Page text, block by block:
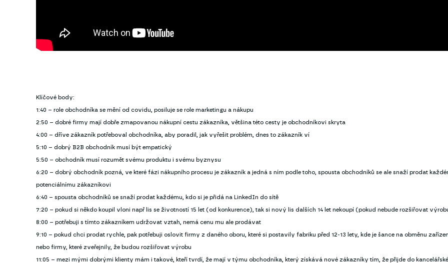
Klíčové body:
1:40 – role obchodníka se mění od covidu, posiluje se role marketingu a nákupu
2:50 – dobré firmy mají dobře zmapovanou nákupní cestu zákazníka, většina této cesty je obchodníkovi skryta
4:00 – dříve zákazník potřeboval obchodníka, aby poradil, jak vyřešit problém, dnes to zákazník ví
5:10 – dobrý B2B obchodník musí být empatický
5:50 – obchodník musí rozumět svému produktu i svému byznysu
6:20 – dobrý obchodník pozná, ve které fázi nákupního procesu je zákazník a jedná s ním podle toho, spousta obchodníků se ale snaží prodat
potenciálnímu zákazníkovi
6:40 – spousta obchodníků se snaží prodat každému, kdo si je přidá na LinkedIn do sítě
7:20 – pokud si někdo koupil vloni např lis se životností 15 let (od konkurence), tak si nový lis dalších 14 let nekoupí (pokud nebude rozšiřovat
8:00 – potřebuji s tímto zákazníkem udržovat vztah, nemá cenu mu ale prodávat
9:10 – pokud chci prodat rychle, pak potřebuji oslovit firmy z daného oboru, které si postavily fabriku před 12-13 lety, kde je šance na obměnu
nebo firmy, které zveřejnily, že budou rozšiřovat výrobu
11:05 – mezi mými dobrými klienty mám i takové, kteří tvrdí, že mají v týmu obchodníka, který získává nové zákazníky tím, že přijde do kancelářské